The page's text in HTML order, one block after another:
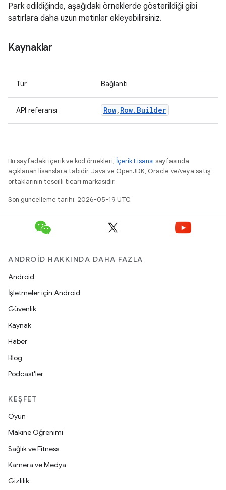
Park edildiğinde, aşağıdaki örneklerde gösterildiği gibi
satırlara daha uzun metinler ekleyebilirsiniz.
Kaynaklar
Tür Bağlantı
API referansı Row, Row. Builder
Bu sayfadaki içerik ve kod örnekleri, İçerik Lisansı sayfasında
açıklanan lisanslara tabidir. Java ve OpenJDK, Oracle ve/veya satış
ortaklarının tescilli ticari markasıdır.
Son güncelleme tarihi: 2026-05-19 UTC.
ANDROID HAKKINDA DAHA FAZLA
Android
İşletmeler için Android
Güvenlik
Kaynak
Haber
Blog
Podcast'ler
KEŞFET
Oyun
Makine Öğrenimi
Sağlık ve Fitness
Kamera ve Medya
Gizlilik